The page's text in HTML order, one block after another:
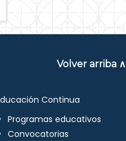
Volver arriba ∧
Continua
Programas educativos
Convocatorias